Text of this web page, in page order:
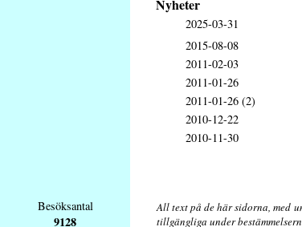
Nyheter
2025-03-31
2015-08-08
2011-02-03
2011-01-26
2011-01-26 (2)
2010-12-22
2010-11-30
Besöksantal
9128
All text på de här sidorna, med
tillgängliga under